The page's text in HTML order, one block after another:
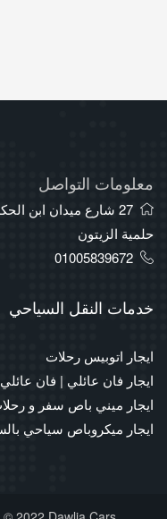
معلومات التواصل
27 شارع ميدان ابن
حلمية الزيتون
01005839672
خدمات النقل السياحي
ايجار اتوبيس رحلات
ايجار فان عائلي | فان عائلي
ايجار ميني باص سفر و
ايجار ميكروباص سياحي